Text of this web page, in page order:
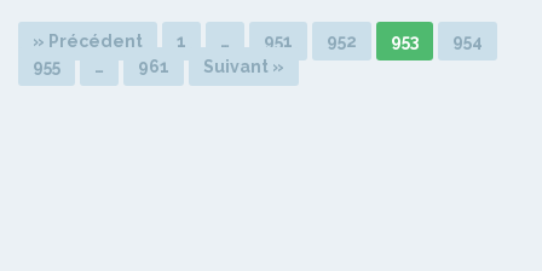
» Précédent 1 … 951 952 953
954
955
… 961 Suivant »